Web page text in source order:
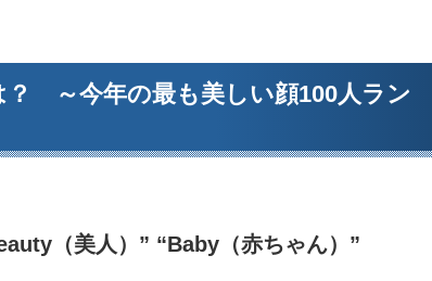
？ ～今年の最も美しい顔100人ラン
（美人）” “Baby（赤ちゃん）”